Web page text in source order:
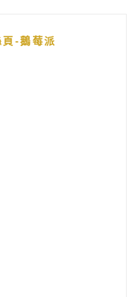
-鵝莓派